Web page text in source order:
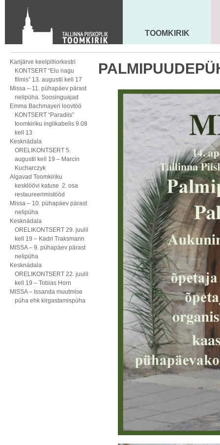
KONTAKT
Toom-Kooli 6, 10130 TALLINN
tallinna.toom@eelk.ee
MAARJA KIRIK
TOOMKIRIK
Karijärve keelpilliorkestri
KONTSERT “Elu nagu
filmis” 13. augustil kell 17
Missa – 11. pühapäev pärast
nelipüha. Soosinguajad
Emma Bachmayeri loovtöö
KONTSERT “Paradiis”
toomkiriku inglikabelis 9.08
kell 13
Kesknädala
ORELIKONTSERT 5.
augustil kell 19 – Marcin
Kucharczyk
Algavad Toomkiriku
kesklöövi katuse 2. osa
restaureerimistööd
Missa – 10. pühapäev pärast
nelipüha
Kesknädala
ORELIKONTSERT 29. juulil
kell 19 – Kadri Traksmann
MISSA – 9. pühapäev pärast
nelipüha
Kesknädala
ORELIKONTSERT 22. juulil
kell 19 – Tobias Horn
MISSA – Issanda muutmise
püha ehk kirgastamispüha